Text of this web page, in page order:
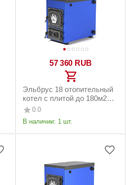
57 360 RUB
Эльбрус 18 отопительный
котел с плитой до 180м2
18кВт
0.0
В наличии: 1 шт.